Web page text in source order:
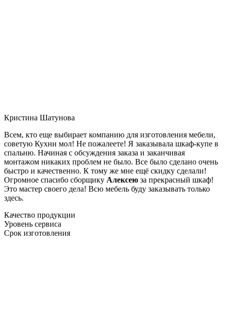
Кристина Шатунова
Всем, кто еще выбирает компанию для изготовления мебели,
советую Кухни мол! Не пожалеете! Я заказывала шкаф-купе в
спальню. Начиная с обсуждения заказа и заканчивая
монтажом никаких проблем не было. Все было сделано очень
быстро и качественно. К тому же мне ещё скидку сделали!
Огромное спасибо сборщику Алексею за прекрасный шкаф!
Это мастер своего дела! Всю мебель буду заказывать только
здесь.
Качество продукции
Уровень сервиса
Срок изготовления